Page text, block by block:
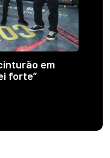
em
forte”